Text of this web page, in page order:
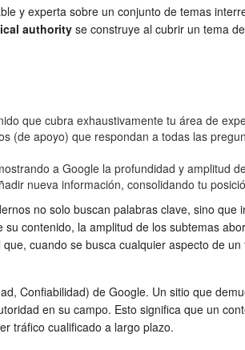
y experta sobre un conjunto de temas
authorityse construye al cubrir un tema
que cubra exhaustivamente tu área de
(de apoyo) que respondan a todas las
a Google la profundidad y amplitud
nueva información, consolidando tu
no solo buscan palabras clave, sino que
contenido, la amplitud de los subtemas
que, cuando se busca cualquier aspecto de
Confiabilidad) de Google. Un sitio que
en su campo. Esto significa que un
tráfico cualificado a largo plazo.